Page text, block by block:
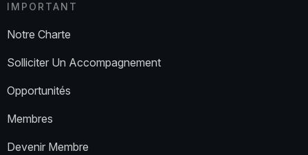
IMPORTANT
Notre Charte
Solliciter Un Accompagnement
Opportunités
Membres
Devenir Membre